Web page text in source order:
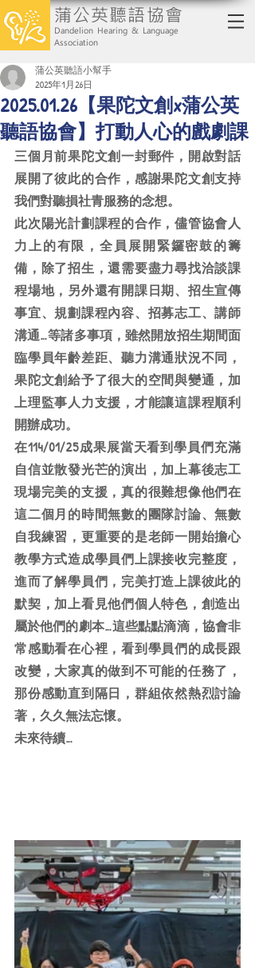
蒲公英聽語協會
Dandelion Hearing & Language
Association
2025.01.26【果陀文創x蒲公英
聽語協會】打動人心的戲劇課
蒲公英聽語小幫手
2025年1月26日
三個月前果陀文創一封郵件，開啟對話
展開了彼此的合作，感謝果陀文創支持
我們對聽損社青服務的念想。
此次陽光計劃課程的合作，儘管協會人
力上的有限，全員展開緊鑼密鼓的籌
備，除了招生，還需要盡力尋找洽談課
程場地，另外還有開課日期、招生宣傳
事宜、規劃課程內容、招募志工、講師
溝通…等諸多事項，雖然開放招生期間面
臨學員年齡差距、聽力溝通狀況不同，
果陀文創給予了很大的空間與變通，加
上理監事人力支援，才能讓這課程順利
開辦成功。
在114/01/25成果展當天看到學員們充滿
自信並散發光芒的演出，加上幕後志工
現場完美的支援，真的很難想像他們在
這二個月的時間無數的團隊討論、無數
自我練習，更重要的是老師一開始擔心
教學方式造成學員們上課接收完整度，
進而了解學員們，完美打造上課彼此的
默契，加上看見他們個人特色，創造出
屬於他們的劇本…這些點點滴滴，協會非
常感動看在心裡，看到學員們的成長跟
改變，大家真的做到不可能的任務了，
那份感動直到隔日，群組依然熱烈討論
著，久久無法忘懷。
未來待續…